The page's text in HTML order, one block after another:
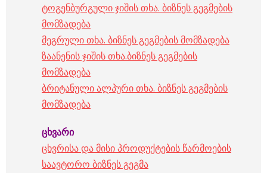
ტოგენბურგული ჯიშის თხა. ბიზნეს გეგმების
მომზადება
მეგრული თხა. ბიზნეს გეგმების მომზადება
ზაანენის ჯიშის თხა.ბიზნეს გეგმების
მომზადება
ბრიტანული ალპური თხა. ბიზნეს გეგმების
მომზადება
ცხვარი
ცხვრისა და მისი პროდუქტების წარმოების
საავტორო ბიზნეს გეგმა